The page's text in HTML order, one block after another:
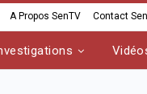
A Propos SenTV Contact